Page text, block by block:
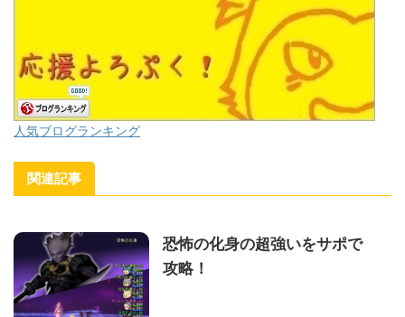
人気ブログランキング
関連記事
恐怖の化身の超強いをサポで
攻略！